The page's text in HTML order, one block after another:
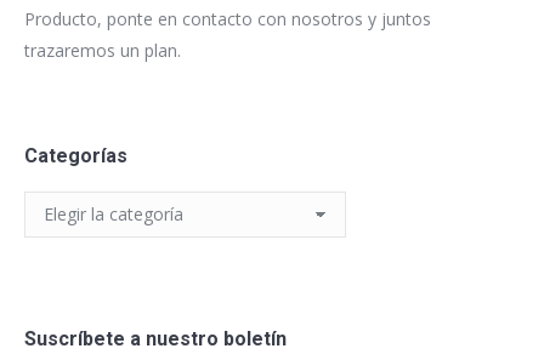
Producto, ponte en contacto con nosotros y juntos
trazaremos un plan.
Categorías
Categorías
Suscríbete a nuestro boletín